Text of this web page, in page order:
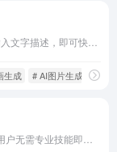
生成 # AI图片生成器